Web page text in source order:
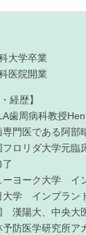
大学卒業
医院開業
経歴】
歯周病科教授
専門医である阿
フロリダ大学元臨
了
ーヨーク大学 イ
大学 インプラン
漢陽大、中央大
予防医学研究所